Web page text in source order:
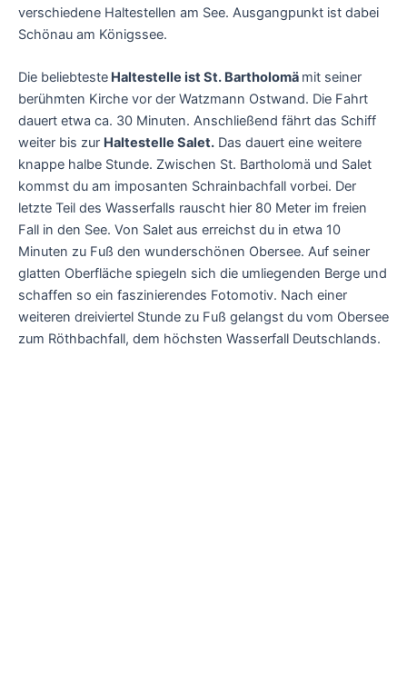
verschiedene Haltestellen am See. Ausgangpunkt ist dabei
Schönau am Königssee.
Die beliebteste Haltestelle ist St. Bartholomä mit seiner
berühmten Kirche vor der Watzmann Ostwand. Die Fahrt
dauert etwa ca. 30 Minuten. Anschließend fährt das Schiff
weiter bis zur Haltestelle Salet. Das dauert eine weitere
knappe halbe Stunde. Zwischen St. Bartholomä und Salet
kommst du am imposanten Schrainbachfall vorbei. Der
letzte Teil des Wasserfalls rauscht hier 80 Meter im freien
Fall in den See. Von Salet aus erreichst du in etwa 10
Minuten zu Fuß den wunderschönen Obersee. Auf seiner
glatten Oberfläche spiegeln sich die umliegenden Berge und
schaffen so ein faszinierendes Fotomotiv. Nach einer
weiteren dreiviertel Stunde zu Fuß gelangst du vom Obersee
zum Röthbachfall, dem höchsten Wasserfall Deutschlands.